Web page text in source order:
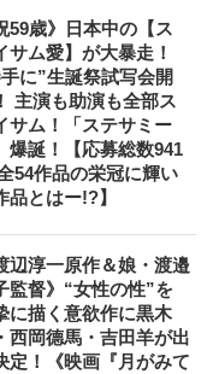
59歳》日本中の【ス
サム愛】が大暴走！
に”生誕祭試写会開
主演も助演も全部ス
サム！「ステサミー
爆誕！【応募総数941
54作品の栄冠に輝い
品とはー!?】
辺淳一原作＆娘・渡邉
監督》“女性の性”を
に描く意欲作に黒木
西岡德馬・吉田羊が出
定！《映画『月がみて